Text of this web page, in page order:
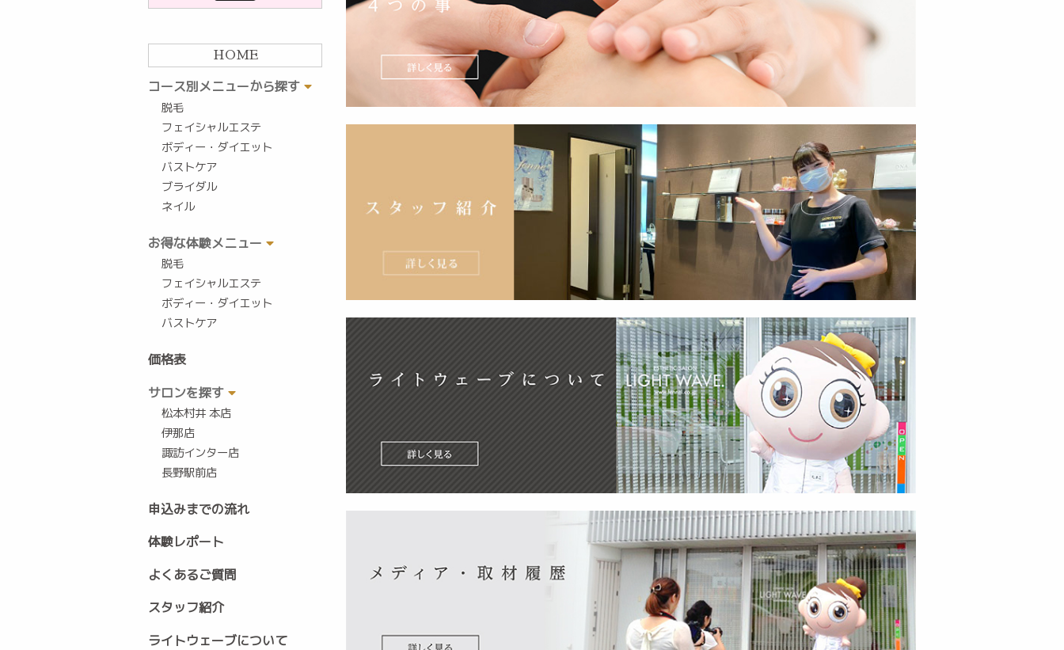
HOME
コース別メニューから探す
脱毛
フェイシャルエステ
ボディー・ダイエット
バストケア
ブライダル
ネイル
お得な体験メニュー
脱毛
フェイシャルエステ
ボディー・ダイエット
バストケア
価格表
サロンを探す
松本村井 本店
伊那店
諏訪インター店
長野駅前店
申込みまでの流れ
体験レポート
よくあるご質問
スタッフ紹介
ライトウェーブについて